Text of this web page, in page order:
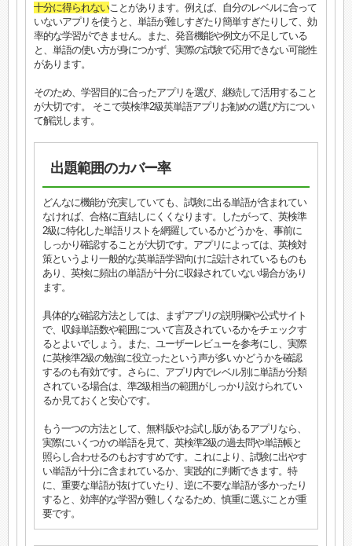
十分に得られないことがあります。例えば、自分のレベルに合って
いないアプリを使うと、単語が難しすぎたり簡単すぎたりして、効
率的な学習ができません。また、発音機能や例文が不足している
と、単語の使い方が身につかず、実際の試験で応用できない可能性
があります。
そのため、学習目的に合ったアプリを選び、継続して活用すること
が大切です。 そこで英検準2級英単語アプリお勧めの選び方につい
て解説します。
出題範囲のカバー率
どんなに機能が充実していても、試験に出る単語が含まれてい
なければ、合格に直結しにくくなります。したがって、英検準
2級に特化した単語リストを網羅しているかどうかを、事前に
しっかり確認することが大切です。アプリによっては、英検対
策というより一般的な英単語学習向けに設計されているものも
あり、英検に頻出の単語が十分に収録されていない場合があり
ます。
具体的な確認方法としては、まずアプリの説明欄や公式サイト
で、収録単語数や範囲について言及されているかをチェックす
るとよいでしょう。また、ユーザーレビューを参考にし、実際
に英検準2級の勉強に役立ったという声が多いかどうかを確認
するのも有効です。さらに、アプリ内でレベル別に単語が分類
されている場合は、準2級相当の範囲がしっかり設けられてい
るか見ておくと安心です。
もう一つの方法として、無料版やお試し版があるアプリなら、
実際にいくつかの単語を見て、英検準2級の過去問や単語帳と
照らし合わせるのもおすすめです。これにより、試験に出やす
い単語が十分に含まれているか、実践的に判断できます。特
に、重要な単語が抜けていたり、逆に不要な単語が多かったり
すると、効率的な学習が難しくなるため、慎重に選ぶことが重
要です。